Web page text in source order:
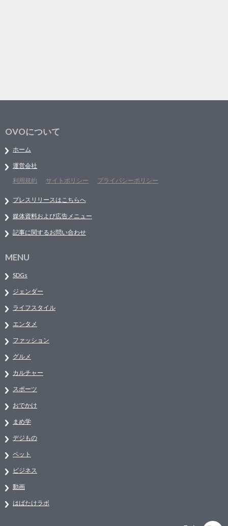
OVOについて
ホーム
運営会社
利用規約
サイトポリシー プライバシーポリシー
プレスリリースはこちらへ
媒体資料および広告メニュー
記事に関するお問い合わせ
MENU
SDGs
ジェンダー
ライフスタイル
エンタメ
ファッション
グルメ
カルチャー
スポーツ
おでかけ
まめ学
デジもの
ペット
ビジネス
動画
はばたけラボ